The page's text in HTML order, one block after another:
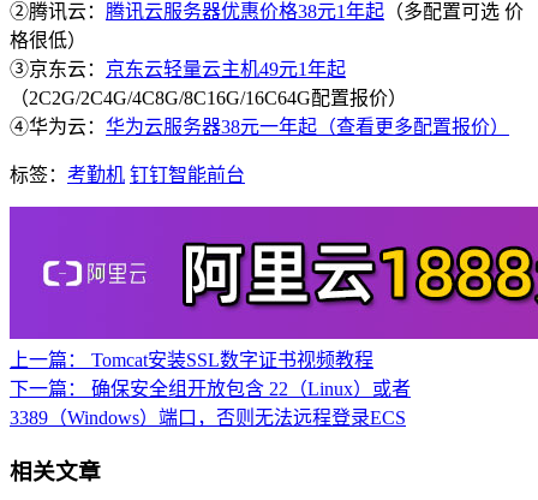
②腾讯云： 腾讯云服务器优惠价格38元1年起 （多配置可选 价
格很低）
③京东云： 京东云轻量云主机49元1年起
（2C2G/2C4G/4C8G/8C16G/16C64G配置报价）
④华为云： 华为云服务器38元一年起（查看更多配置报价）
标签： 考勤机 钉钉智能前台
上一篇：
Tomcat安装SSL数字证书视频教程
下一篇：
确保安全组开放包含 22（Linux）或者
3389（Windows）端口，否则无法远程登录ECS
相关文章